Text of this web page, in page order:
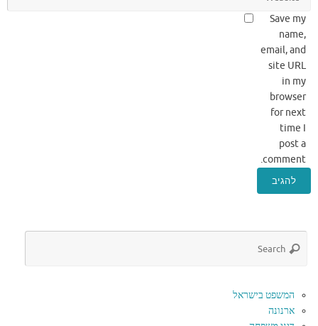
Save my
name,
email, and
site URL
in my
browser
for next
time I
post a
comment.
המשפט בישראל
ארנונה